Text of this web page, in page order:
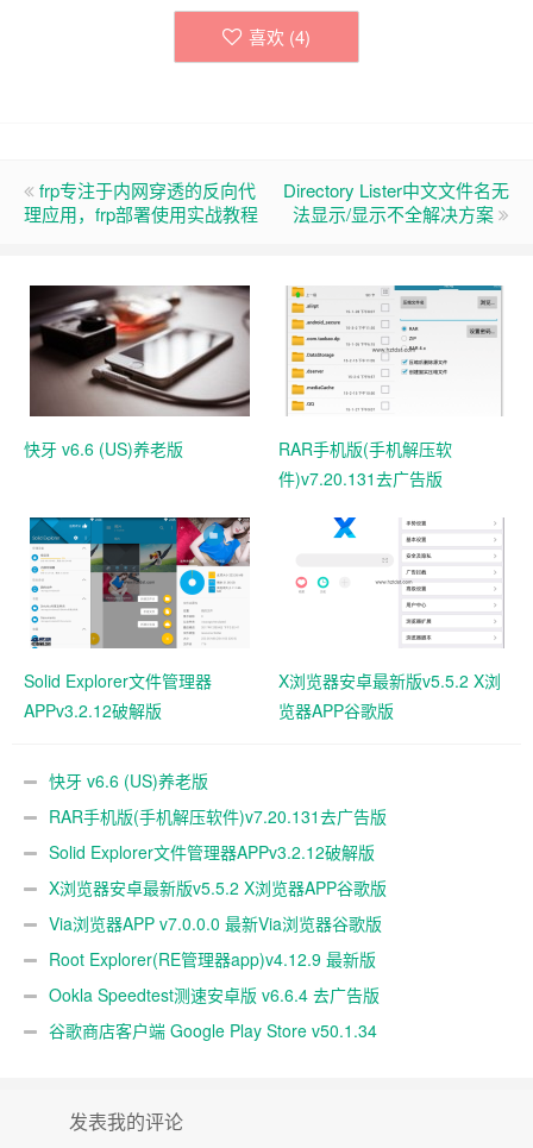
喜欢 (4)
frp专注于内网穿透的反向代
理应用，frp部署使用实战教程
Directory Lister中文文件名无
法显示/显示不全解决方案
快牙 v6.6 (US)养老版
RAR手机版(手机解压软
件)v7.20.131去广告版
Solid Explorer文件管理器
APPv3.2.12破解版
X浏览器安卓最新版v5.5.2 X浏
览器APP谷歌版
快牙 v6.6 (US)养老版
RAR手机版(手机解压软件)v7.20.131去广告版
Solid Explorer文件管理器APPv3.2.12破解版
X浏览器安卓最新版v5.5.2 X浏览器APP谷歌版
Via浏览器APP v7.0.0.0 最新Via浏览器谷歌版
Root Explorer(RE管理器app)v4.12.9 最新版
Ookla Speedtest测速安卓版 v6.6.4 去广告版
谷歌商店客户端 Google Play Store v50.1.34
发表我的评论